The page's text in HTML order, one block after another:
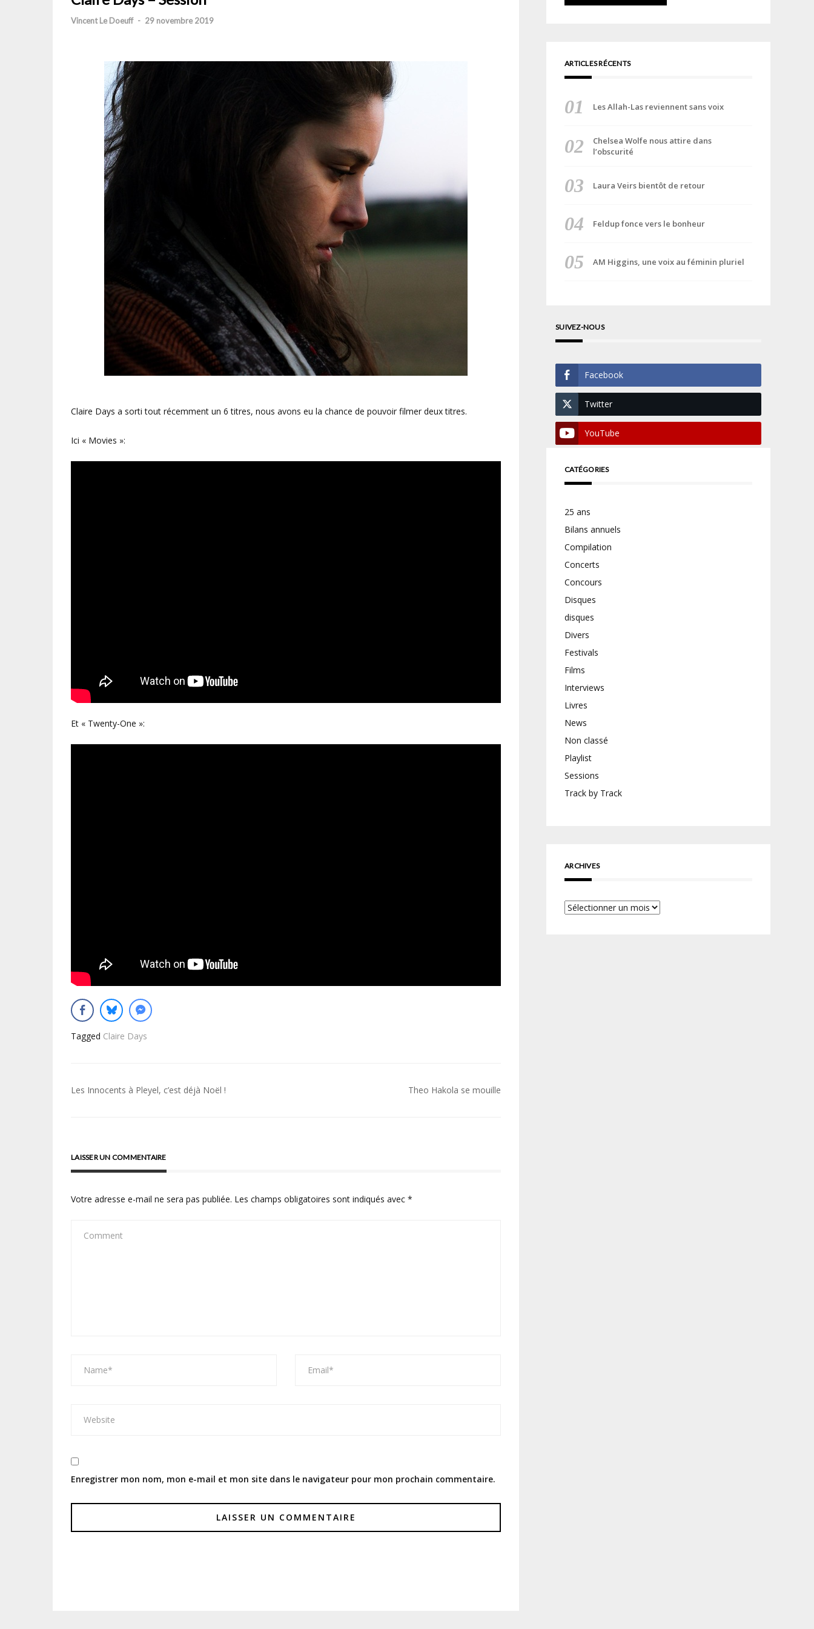
Vincent Le Doeuff - 29 novembre 2019
Claire Days a sorti tout récemment un 6 titres, nous avons eu la chance de pouvoir filmer deux titres.
Ici « Movies »:
Et « Twenty-One »:
Tagged Claire Days
Navigation
Les Innocents à Pleyel, c’est déjà Noël ! Theo Hakola se mouille
LAISSER UN COMMENTAIRE
Votre adresse e-mail ne sera pas publiée. Les champs obligatoires sont indiqués avec *
Enregistrer mon nom, mon e-mail et mon site dans le navigateur pour mon prochain commentaire.
ARTICLES RÉCENTS
Les Allah-Las reviennent sans voix
Chelsea Wolfe nous attire dans
l’obscurité
Laura Veirs bientôt de retour
Feldup fonce vers le bonheur
AM Higgins, une voix au féminin pluriel
SUIVEZ-NOUS
Facebook
Twitter
YouTube
CATÉGORIES
25 ans
Bilans annuels
Compilation
Concerts
Concours
Disques
disques
Divers
Festivals
Films
Interviews
Livres
News
Non classé
Playlist
Sessions
Track by Track
ARCHIVES
Archives